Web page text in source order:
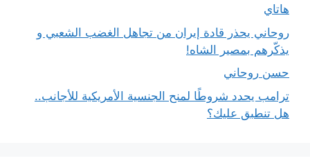
هاتاي
روحاني يحذر قادة إيران من تجاهل الغضب الشعبي و
يذكّرهم بمصير الشاه!
حسن روحاني
ترامب يحدد شروطًا لمنح الجنسية الأمريكية للأجانب..
هل تنطبق عليك؟